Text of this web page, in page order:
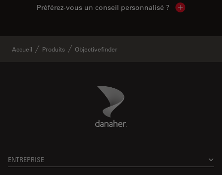
Préférez-vous un conseil personnalisé ? Show local
Accueil Produits Objectivefinder
Danaher Logo
ENTREPRISE